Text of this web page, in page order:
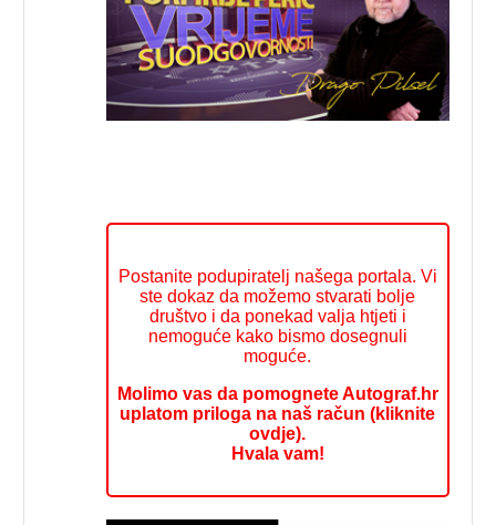
Postanite podupiratelj našega portala. Vi
ste dokaz da možemo stvarati bolje
društvo i da ponekad valja htjeti i
nemoguće kako bismo dosegnuli
moguće.
Molimo vas da pomognete Autograf.hr
uplatom priloga na naš račun (kliknite
ovdje).
Hvala vam!